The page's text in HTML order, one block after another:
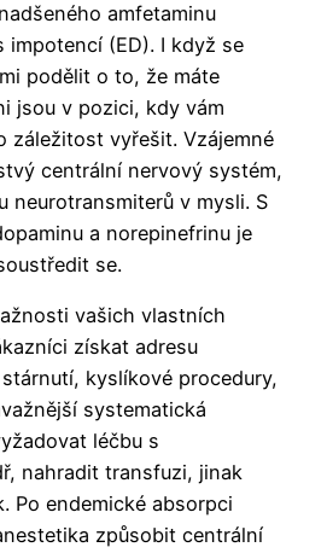
amfetaminu
impotencí (ED). I když se
podělit o to, že máte
jsou v pozici, kdy vám
záležitost vyřešit. Vzájemné
centrální nervový systém,
neurotransmiterů v mysli. S
a norepinefrinu je
se.
vašich vlastních
získat adresu
kyslíkové procedury,
systematická
léčbu s
nahradit transfuzi, jinak
Po endemické absorpci
způsobit centrální